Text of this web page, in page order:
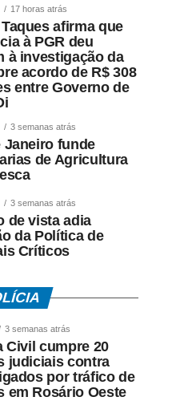
17 horas atrás
afirma que
à PGR deu
à investigação da
acordo de R$ 308
entre Governo de
3 semanas atrás
Janeiro funde
de Agricultura
3 semanas atrás
de vista adia
da Política de
Críticos
3 semanas atrás
Civil cumpre 20
judiciais contra
por tráfico de
em Rosário Oeste